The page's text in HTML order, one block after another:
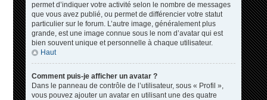
permet d’indiquer votre activité selon le nombre de messages
que vous avez publié, ou permet de différencier votre statut
particulier sur le forum. L’autre image, généralement plus
grande, est une image connue sous le nom d’avatar qui est
bien souvent unique et personnelle à chaque utilisateur.
Haut
Comment puis-je afficher un avatar ?
Dans le panneau de contrôle de l’utilisateur, sous « Profil »,
vous pouvez ajouter un avatar en utilisant une des quatre